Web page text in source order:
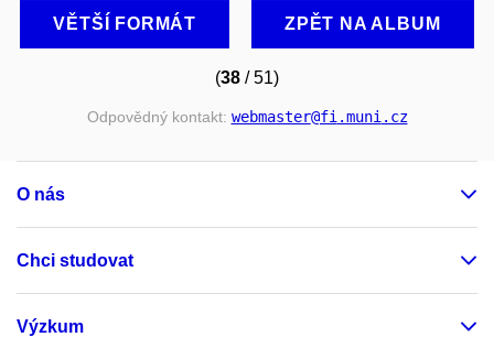
VĚTŠÍ FORMÁT ZPĚT NA ALBUM
(38 / 51)
Odpovědný kontakt: webmaster@fi.muni.cz
O nás
Chci studovat
Výzkum